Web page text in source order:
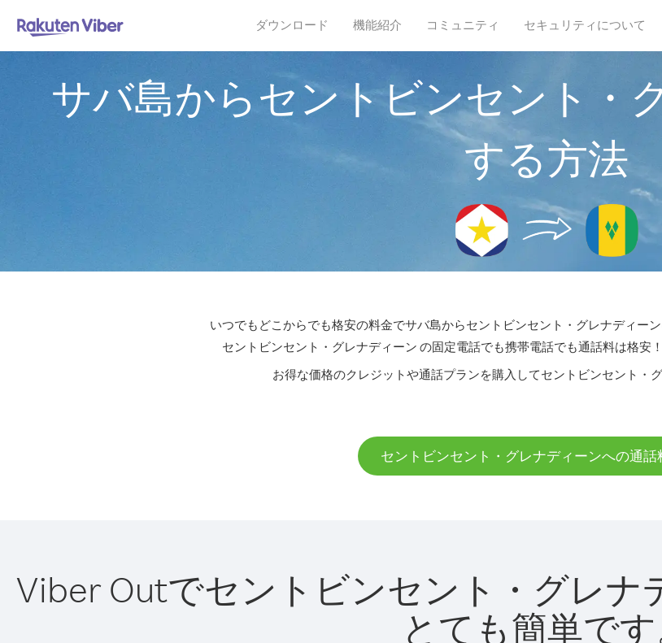
ダウンロード 機能紹介 コミュニティ セキュリティについて
サバ島からセントビンセント・
する方法
いつでもどこからでも格安の料金でサバ島からセントビンセント・グレナディー
セントビンセント・グレナディーン の固定電話でも携帯電話でも通話料は格安
お得な価格のクレジットや通話プランを購入してセントビンセント・
セントビンセント・グレナディーンへの通話
Viber Outでセントビンセント・グレナ
とても簡単です